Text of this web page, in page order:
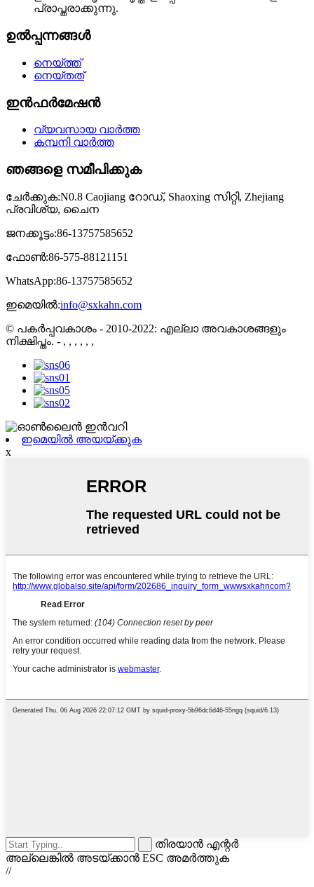
പ്രാപ്തരാക്കുന്നു.
ഉൽപ്പന്നങ്ങൾ
നെയ്ത്ത്
നെയ്തത്
ഇൻഫർമേഷൻ
വ്യവസായ വാർത്ത
കമ്പനി വാർത്ത
ഞങ്ങളെ സമീപിക്കുക
ചേർക്കുക:N0.8 Caojiang റോഡ്, Shaoxing സിറ്റി, Zhejiang
പ്രവിശ്യ, ചൈന
ജനക്കൂട്ടം:86-13757585652
ഫോൺ:86-575-88121151
WhatsApp:86-13757585652
ഇമെയിൽ:info@sxkahn.com
© പകർപ്പവകാശം - 2010-2022: എല്ലാ അവകാശങ്ങളും
നിക്ഷിപ്തം. - , , , , , ,
ഇമെയിൽ അയയ്ക്കുക
x
തിരയാൻ എന്റർ
അല്ലെങ്കിൽ അടയ്ക്കാൻ ESC അമർത്തുക
//